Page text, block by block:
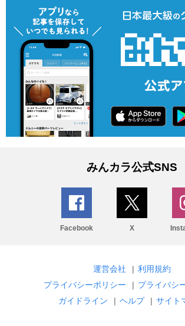
みんカラ公式SNS
Facebook X
運営会社 | 利用規約
プライバシーポリシー
| プライバシ
ガイドライン
| ヘルプ | サイト